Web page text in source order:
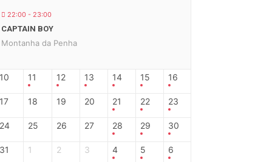
22:00 - 23:00
CAPTAIN BOY
Montanha da Penha
10 11 12 13 14 15 16
17 18 19 20 21 22 23
24 25 26 27 28 29 30
31 1 2 3 4 5 6